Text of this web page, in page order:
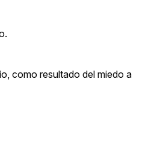
como resultado del miedo a